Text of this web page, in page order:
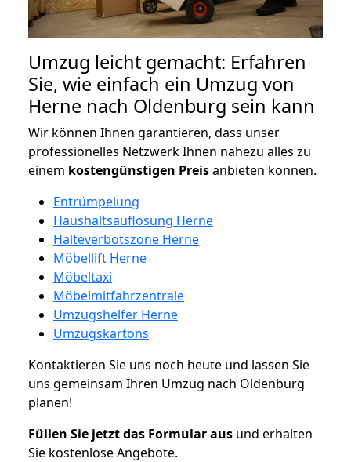
Umzug leicht gemacht: Erfahren
Sie, wie einfach ein Umzug von
Herne nach Oldenburg sein kann
Wir können Ihnen garantieren, dass unser
professionelles Netzwerk Ihnen nahezu alles zu
einem kostengünstigen Preisanbieten können.
Entrümpelung
Haushaltsauflösung Herne
Halteverbotszone Herne
Möbellift Herne
Möbeltaxi
Möbelmitfahrzentrale
Umzugshelfer Herne
Umzugskartons
Kontaktieren Sie uns noch heute und lassen Sie
uns gemeinsam Ihren Umzug nach Oldenburg
planen!
Füllen Sie jetzt das Formular aus und erhalten
Sie kostenlose Angebote.